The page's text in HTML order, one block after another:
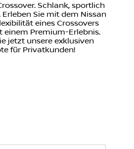
Schlank, sportlich
Sie mit dem Nissan
eines Crossovers
einem Premium-Erlebnis.
jetzt unsere exklusiven
für Privatkunden!